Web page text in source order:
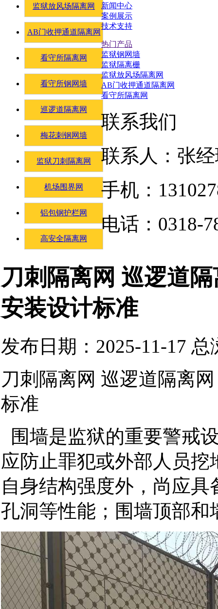
监狱放风场隔离网
AB门收押通道隔离网
看守所隔离网
看守所钢网墙
巡逻道隔离网
梅花刺钢网墙
监狱刀刺隔离网
机场围界网
铝包钢护栏网
高安全隔离网
刀刺隔离网 巡逻道
安装设计标准
发布日期：2025-11-17 总
刀刺隔离网 巡逻道隔离
标准
围墙是监狱的重要警戒
应防止罪犯或外部人员
自身结构强度外，尚应
孔洞等性能；围墙顶部
新闻中心
案例展示
技术支持
热门产品
监狱钢网墙
监狱隔离栅
监狱放风场隔离网
AB门收押通道隔离网
看守所隔离网
联系我们
联系人：张
手机：
电话：0318-